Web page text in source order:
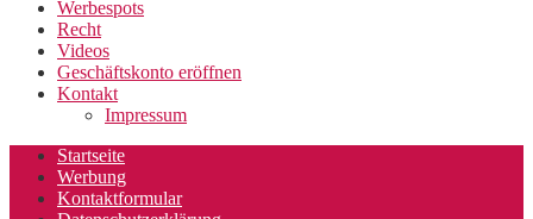
Werbespots
Recht
Videos
Geschäftskonto eröffnen
Kontakt
Impressum
Startseite
Werbung
Kontaktformular